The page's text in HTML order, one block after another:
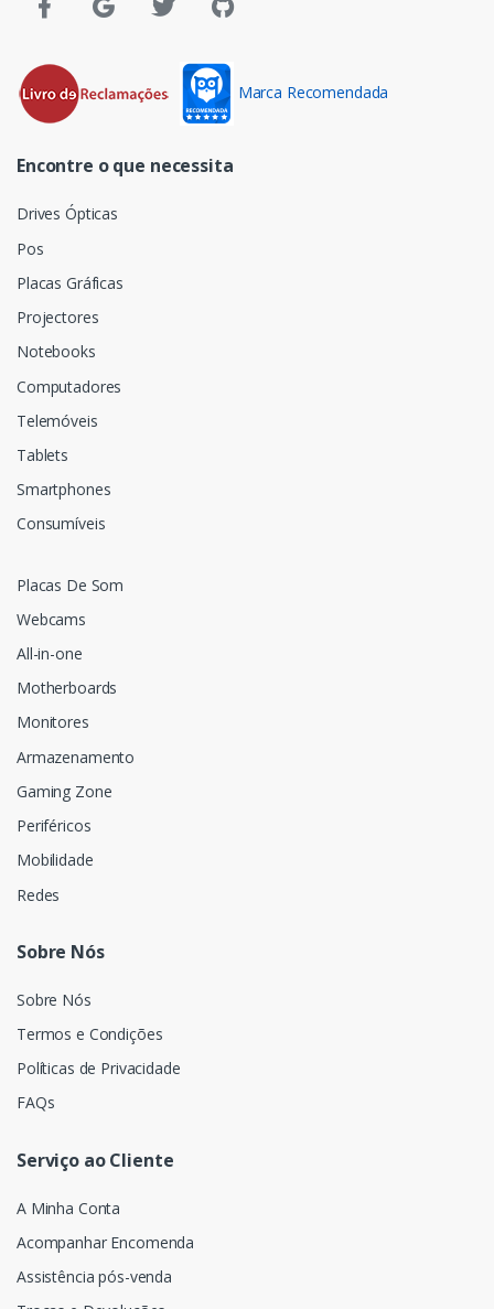
Marca Recomendada
Encontre o que necessita
Drives Ópticas
Pos
Placas Gráficas
Projectores
Notebooks
Computadores
Telemóveis
Tablets
Smartphones
Consumíveis
Placas De Som
Webcams
All-in-one
Motherboards
Monitores
Armazenamento
Gaming Zone
Periféricos
Mobilidade
Redes
Sobre Nós
Sobre Nós
Termos e Condições
Políticas de Privacidade
FAQs
Serviço ao Cliente
A Minha Conta
Acompanhar Encomenda
Assistência pós-venda